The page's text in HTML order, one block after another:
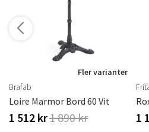
Fler varianter
Brafab
Loire Marmor Bord 60 Vit
1 512 kr1 890 kr 1